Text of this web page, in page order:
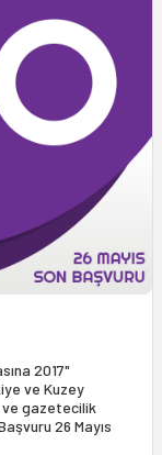
2017"
ve Kuzey
gazetecilik
26 Mayıs